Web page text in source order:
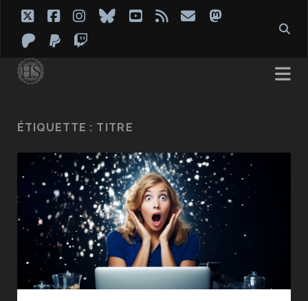
twitterfacebook
instagram
blueskyyoutube
rss emailmastodon
patreon
paypal
ÉTIQUETTE : TITRE